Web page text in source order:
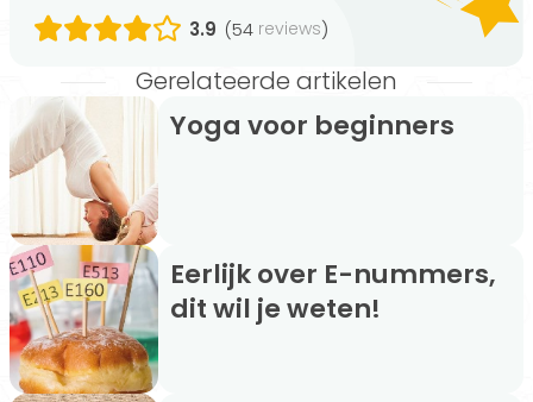
3.9 (54 reviews)
Gerelateerde artikelen
Yoga voor beginners
Eerlijk over E-nummers,
dit wil je weten!